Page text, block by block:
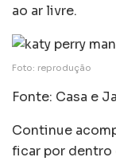
ao ar livre.
Foto: reprodução
Fonte: Casa e
Continue
ficar por